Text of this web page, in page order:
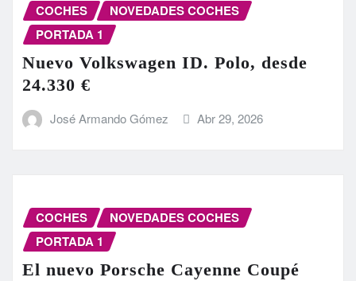
COCHES
NOVEDADES COCHES
PORTADA 1
Nuevo Volkswagen ID. Polo, desde
24.330 €
José Armando Gómez Abr 29, 2026
COCHES
NOVEDADES COCHES
PORTADA 1
El nuevo Porsche Cayenne Coupé